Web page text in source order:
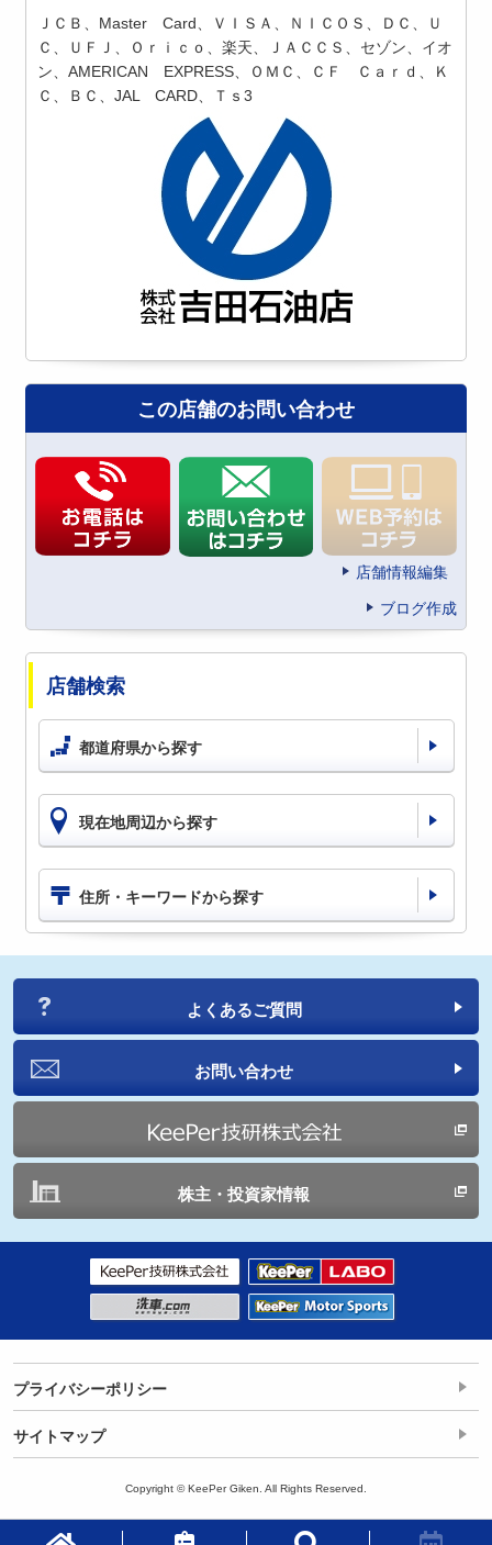
ＪＣＢ、Master Card、ＶＩＳＡ、ＮＩＣＯＳ、ＤＣ、Ｕ
Ｃ、ＵＦＪ、Ｏｒｉｃｏ、楽天、ＪＡＣＣＳ、セゾン、イオ
ン、AMERICAN EXPRESS、ＯＭＣ、ＣＦ Ｃａｒｄ、Ｋ
Ｃ、ＢＣ、JAL CARD、Ｔｓ3
この店舗のお問い合わせ
店舗情報編集
ブログ作成
店舗検索
都道府県から探す
現在地周辺から探す
住所・キーワードから探す
よくあるご質問
お問い合わせ
株主・投資家情報
プライバシーポリシー
サイトマップ
Copyright © KeePer Giken. All Rights Reserved.